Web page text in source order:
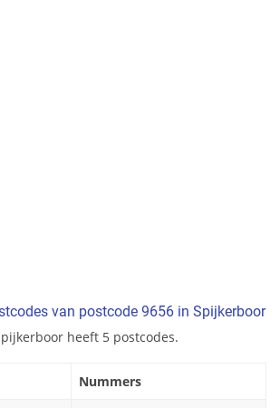
van postcode 9656 in Spijkerboor
heeft 5 postcodes.
Nummers